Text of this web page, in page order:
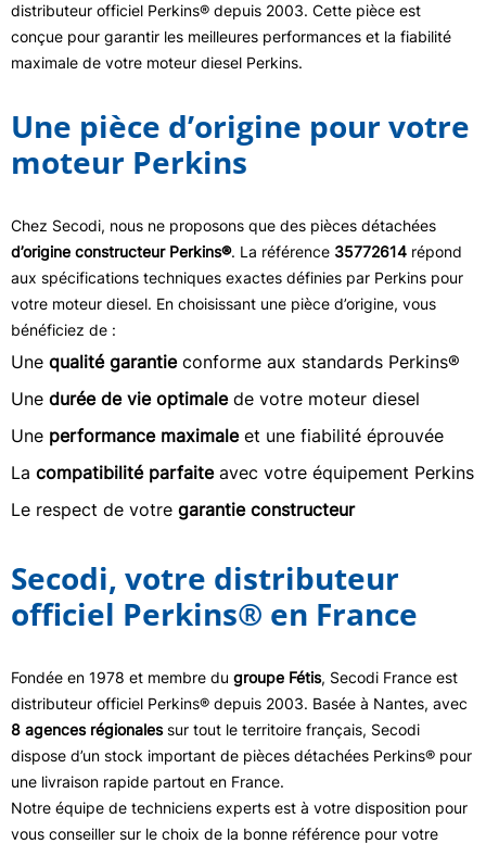
distributeur officiel Perkins® depuis 2003. Cette pièce est
conçue pour garantir les meilleures performances et la fiabilité
maximale de votre moteur diesel Perkins.
Une pièce d’origine pour votre
moteur Perkins
Chez Secodi, nous ne proposons que des pièces détachées
d’origine constructeur Perkins®. La référence 35772614 répond
aux spécifications techniques exactes définies par Perkins pour
votre moteur diesel. En choisissant une pièce d’origine, vous
bénéficiez de :
Une qualité garantieconforme aux standards Perkins®
Une durée de vie optimalede votre moteur diesel
Une performance maximaleet une fiabilité éprouvée
La compatibilité parfaiteavec votre équipement Perkins
Le respect de votre garantie constructeur
Secodi, votre distributeur
officiel Perkins® en France
Fondée en 1978 et membre du groupe Fétis, Secodi France est
distributeur officiel Perkins® depuis 2003. Basée à Nantes, avec
8 agences régionalessur tout le territoire français, Secodi
dispose d’un stock important de pièces détachées Perkins® pour
une livraison rapide partout en France.
Notre équipe de techniciens experts est à votre disposition pour
vous conseiller sur le choix de la bonne référence pour votre